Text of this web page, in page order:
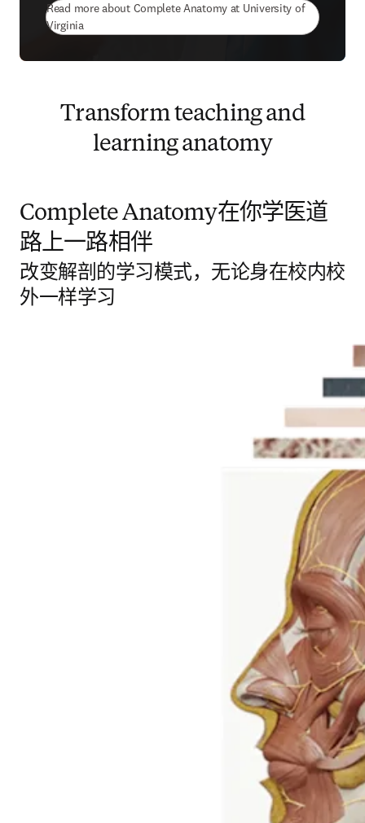
Read more about Complete Anatomy at University of
Virginia(
Transform teaching and
learning anatomy
Complete Anatomy在你学医道
路上一路相伴
改变解剖的学习模式，无论身在校内校
外一样学习